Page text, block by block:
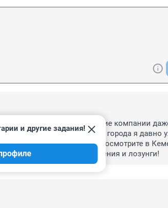
улицах наведут? Управляющие компании
А такого бардака в центре города я
За державу обидно! Посмотрите в
А у нас только назначения и лозунги!
и другие задания!